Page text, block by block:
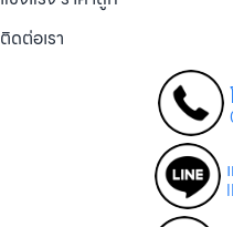
ติดต่อเรา